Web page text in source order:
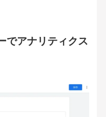
でアナリティクス